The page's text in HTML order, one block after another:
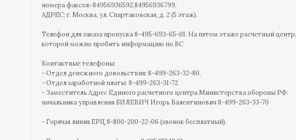
номера факсов-84956936592,84956936799,
АДРЕС; г. Москва, ул. Спартаковская, д. 2 (5 этаж).
Телефон для заказа пропуска 8-495-693-65-01. На пятом этаже расчетный
которой можно пробить информацию по ВС
Контактные телефоны:
- Отдел денежного довольствия: 8-499-263-32-80,
- Отдел заработной платы: 8-499-263-31-72
- Заместитель Адрес Единого расчетного центра Министерства обороны РФ:
начальника управления БИЛЕВИЧ Игорь Валентинович 8-499-263-33-70
- Горячая линия ЕРЦ 8-800-200-22-06 (звонок бесплатный).